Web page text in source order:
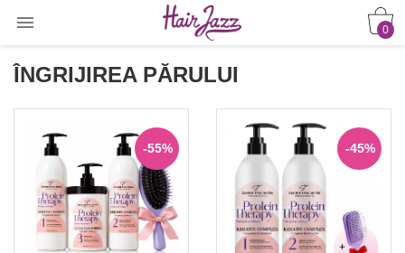
 0
ÎNGRIJIREA PĂRULUI
-55% -45%